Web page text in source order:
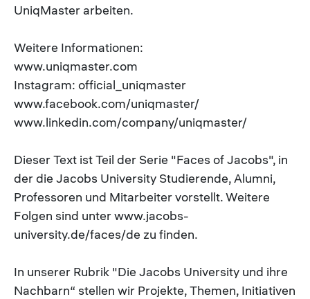
UniqMaster arbeiten.
Weitere Informationen:
www.uniqmaster.com
Instagram: official_uniqmaster
www.facebook.com/uniqmaster/
www.linkedin.com/company/uniqmaster/
Dieser Text ist Teil der Serie "Faces of Jacobs", in
der die Jacobs University Studierende, Alumni,
Professoren und Mitarbeiter vorstellt. Weitere
Folgen sind unter www.jacobs-
university.de/faces/de zu finden.
In unserer Rubrik "Die Jacobs University und ihre
Nachbarn“ stellen wir Projekte, Themen, Initiativen